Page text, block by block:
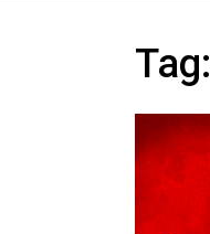
Tag: